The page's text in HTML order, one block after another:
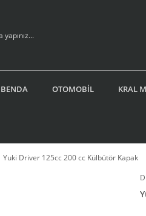
BENDA OTOMOBİL KRAL
Yuki Driver 125cc 200 cc Külbütör Kapak